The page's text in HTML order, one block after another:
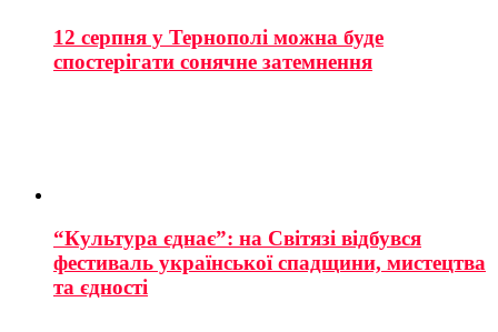
12 серпня у Тернополі можна буде
спостерігати сонячне затемнення
“Культура єднає”: на Світязі відбувся
фестиваль української спадщини, мистецтва
та єдності